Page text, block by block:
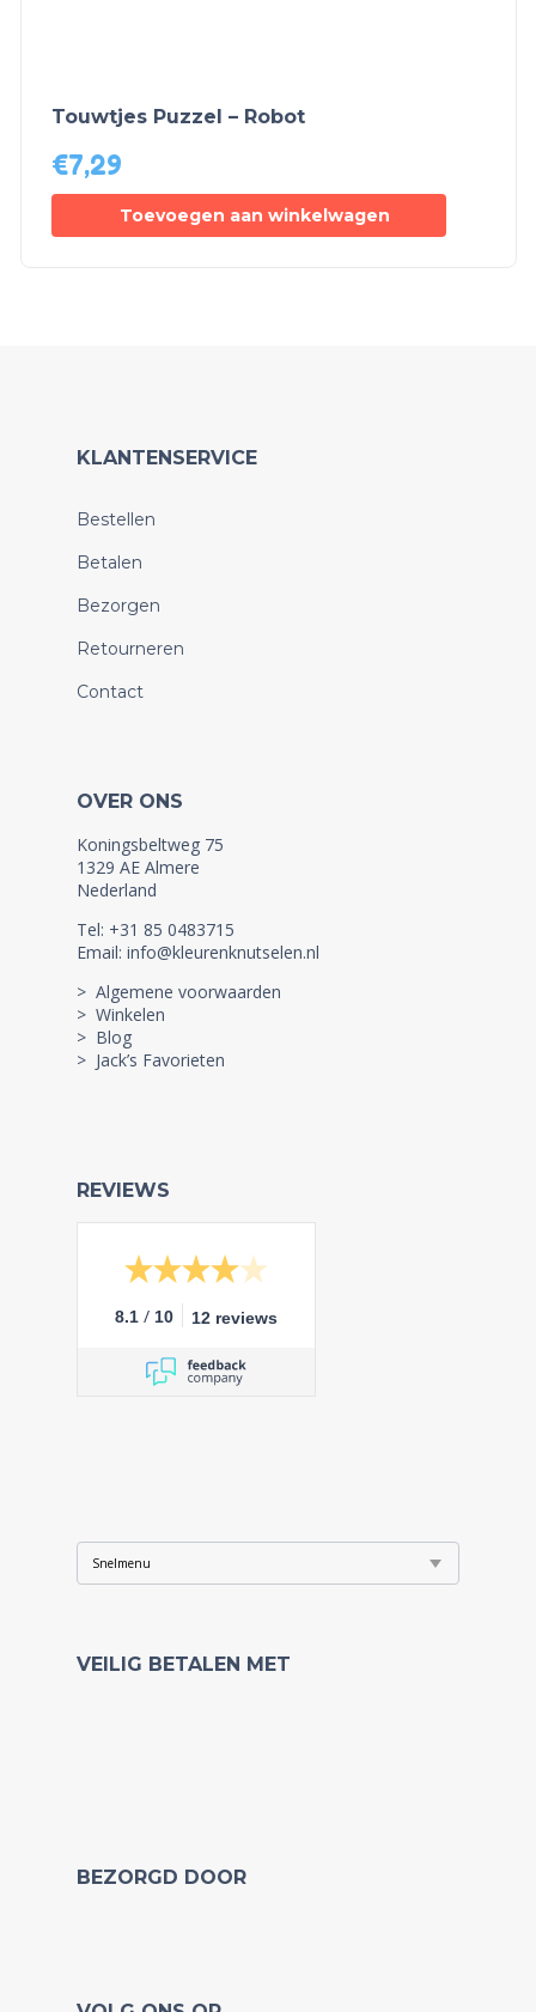
Touwtjes Puzzel – Robot
€7,29
Toevoegen aan winkelwagen
KLANTENSERVICE
Bestellen
Betalen
Bezorgen
Retourneren
Contact
OVER ONS
Koningsbeltweg 75
1329 AE Almere
Nederland
Tel: +31 85 0483715
Email: info@kleurenknutselen.nl
> Algemene voorwaarden
> Winkelen
> Blog
> Jack’s Favorieten
REVIEWS
8.1 / 10 12 reviews
VEILIG BETALEN MET
BEZORGD DOOR